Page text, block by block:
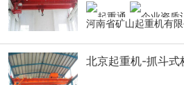
河南省矿山起重机有
北京起重机-抓斗式